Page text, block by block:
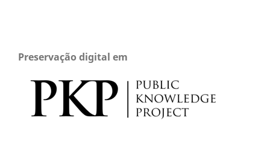
Preservação digital em